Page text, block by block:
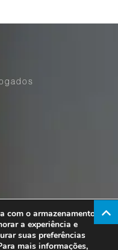
com o armazenamento de
a experiência e
suas preferências
mais informações,